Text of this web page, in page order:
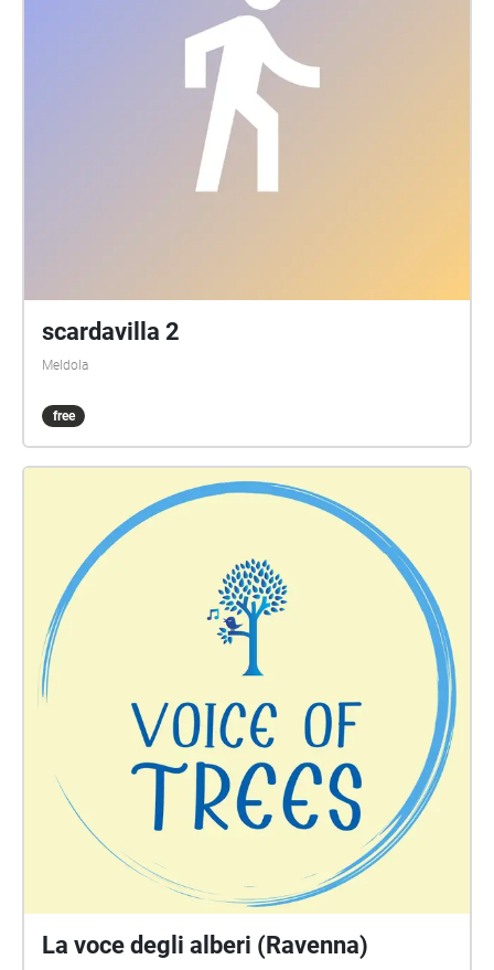
scardavilla 2
Meldola
free
La voce degli alberi (Ravenna)